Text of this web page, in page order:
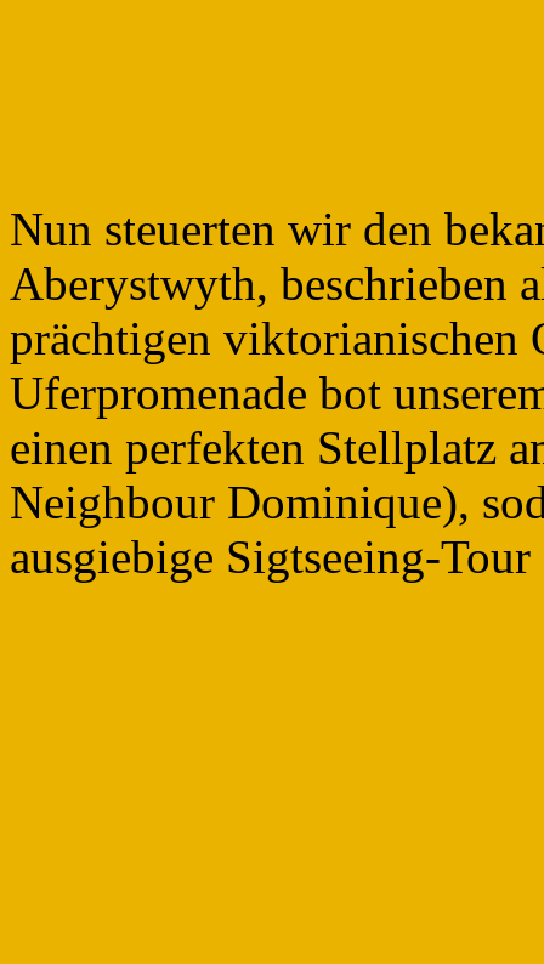
Nun steuerten wir den
Aberystwyth, beschrieben
prächtigen viktorianischen
Uferpromenade bot
einen perfekten Stellplatz
Neighbour Dominique),
ausgiebige Sigtseeing-